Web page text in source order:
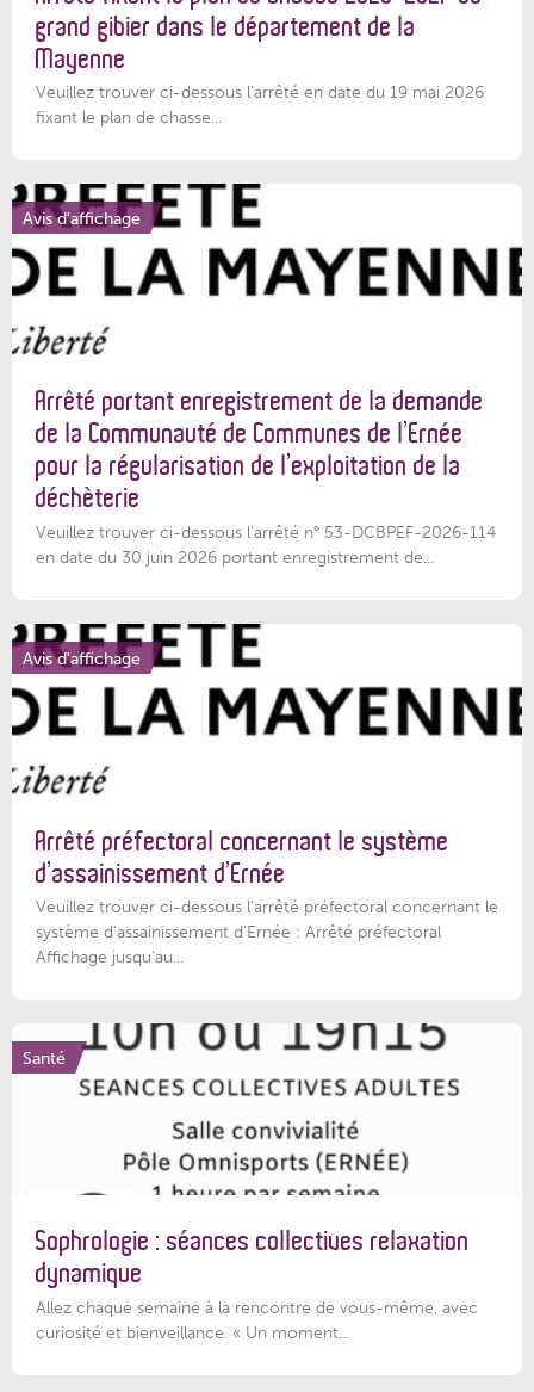
grand gibier dans le département de la
Mayenne
Veuillez trouver ci-dessous l’arrêté en date du 19 mai 2026
fixant le plan de chasse...
Avis d'affichage
Arrêté portant enregistrement de la demande
de la Communauté de Communes de l’Ernée
pour la régularisation de l’exploitation de la
déchèterie
Veuillez trouver ci-dessous l'arrêté n° 53-DCBPEF-2026-114
en date du 30 juin 2026 portant enregistrement de...
Avis d'affichage
Arrêté préfectoral concernant le système
d’assainissement d’Ernée
Veuillez trouver ci-dessous l’arrêté préfectoral concernant le
système d'assainissement d'Ernée : Arrêté préfectoral
Affichage jusqu'au...
Santé
Sophrologie : séances collectives relaxation
dynamique
Allez chaque semaine à la rencontre de vous-même, avec
curiosité et bienveillance. « Un moment...